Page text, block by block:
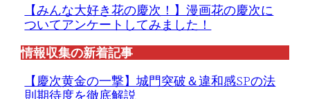
【みんな大好き花の慶次！】漫画花の慶次に
ついてアンケートしてみました！
情報収集の新着記事
【慶次黄金の一撃】城門突破＆違和感SPの法
則期待度を徹底解説